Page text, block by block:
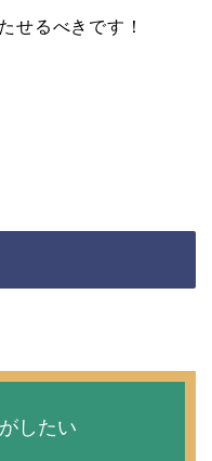
せるべきです！
したい